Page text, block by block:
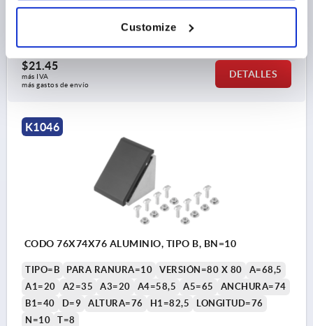
Customize
D=9
ALTURA=86 H1=90 LONGITUD=86 N=10 T=9,5
K1046.104590
$21.45
más IVA
más gastos de envío
DETALLES
K1046
CODO 76X74X76 ALUMINIO, TIPO B, BN=10
TIPO=B PARA RANURA=10 VERSIÓN=80 X 80
A=68,5
A1=20
A2=35 A3=20 A4=58,5 A5=65
ANCHURA=74
B1=40
D=9 ALTURA=76 H1=82,5
LONGITUD=76
N=10
T=8